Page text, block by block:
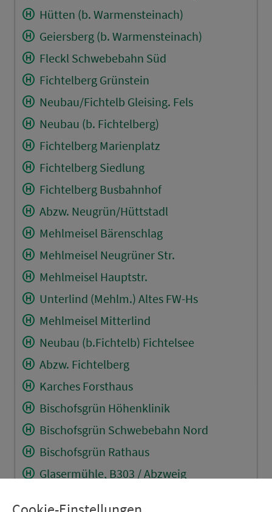
Hütten (b. Warmensteinach)
Geiersberg (b. Warmensteinach)
Fleckl Schwebebahn Süd
Fichtelberg Grünstein
Neubau/Fichtelb Gleising. Fels
Neubau (b. Fichtelberg)
Fichtelberg Marienplatz
Fichtelberg Siedlung
Fichtelberg Busbahnhof
Abzw. Neugrün/Hüttstadl
Mehlmeisel Bärenschlag
Mehlmeisel Neugrüner Str.
Mehlmeisel Hauptstr.
Unterlind (Mehlm.) Altes FW-Hs
Mehlmeisel Mitterlind
Neubau (b.Fichtelb) Fichtelsee
Abzw. Fichtelberg
Karches Forsthaus
Bischofsgrün Höhenklinik
Bischofsgrün Schwebebahn Nord
Bischofsgrün Rathaus
Glasermühle, B303 / Abzweig
Grassemann